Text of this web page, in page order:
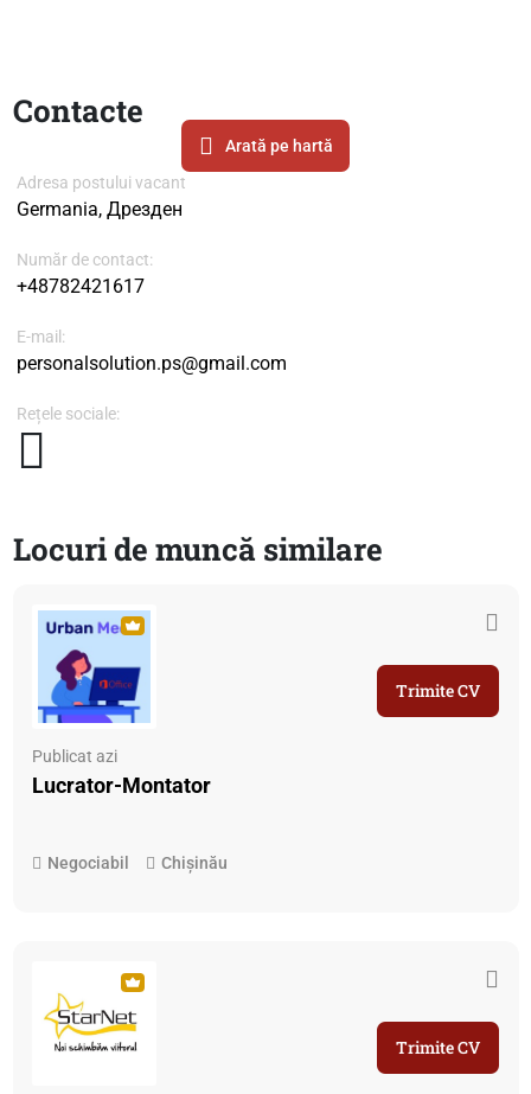
Contacte
Arată pe hartă
Adresa postului vacant
Germania, Дрезден
Număr de contact:
+48782421617
E-mail:
personalsolution.ps@gmail.com
Rețele sociale:
Locuri de muncă similare
Publicat azi
Lucrator-Montator
Negociabil Chișinău
Trimite CV
Trimite CV